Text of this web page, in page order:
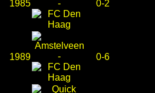
1985 - 0-2
1989 - 0-6